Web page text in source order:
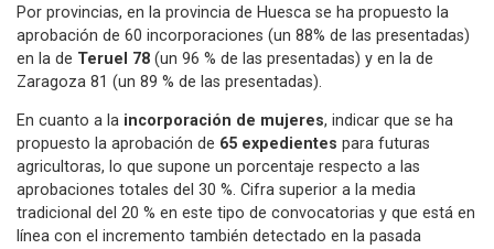
Por provincias, en la provincia de Huesca se ha propuesto la
aprobación de 60 incorporaciones (un 88% de las presentadas)
en la de Teruel 78 (un 96 % de las presentadas) y en la de
Zaragoza 81 (un 89 % de las presentadas).
En cuanto a la incorporación de mujeres, indicar que se ha
propuesto la aprobación de 65 expedientes para futuras
agricultoras, lo que supone un porcentaje respecto a las
aprobaciones totales del 30 %. Cifra superior a la media
tradicional del 20 % en este tipo de convocatorias y que está en
línea con el incremento también detectado en la pasada